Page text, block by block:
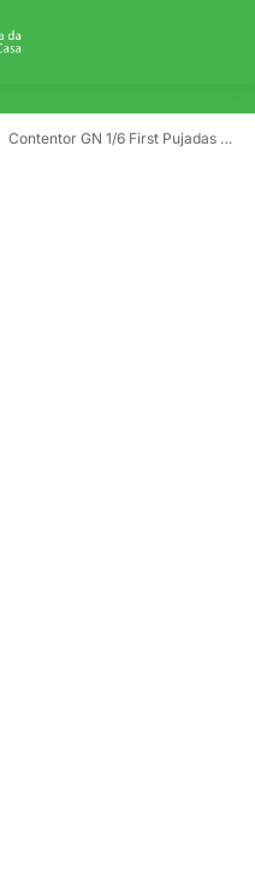
Contentor GN 1/6 First Pujadas 200mm